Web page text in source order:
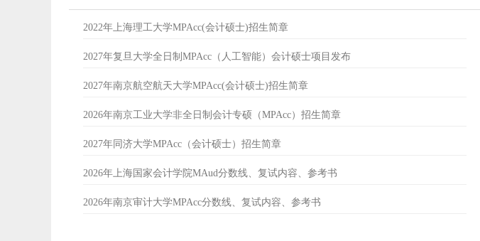
2022年上海理工大学MPAcc(会计硕士)招生简章
2027年复旦大学全日制MPAcc（人工智能）会计硕士项目发布
2027年南京航空航天大学MPAcc(会计硕士)招生简章
2026年南京工业大学非全日制会计专硕（MPAcc）招生简章
2027年同济大学MPAcc（会计硕士）招生简章
2026年上海国家会计学院MAud分数线、复试内容、参考书
2026年南京审计大学MPAcc分数线、复试内容、参考书